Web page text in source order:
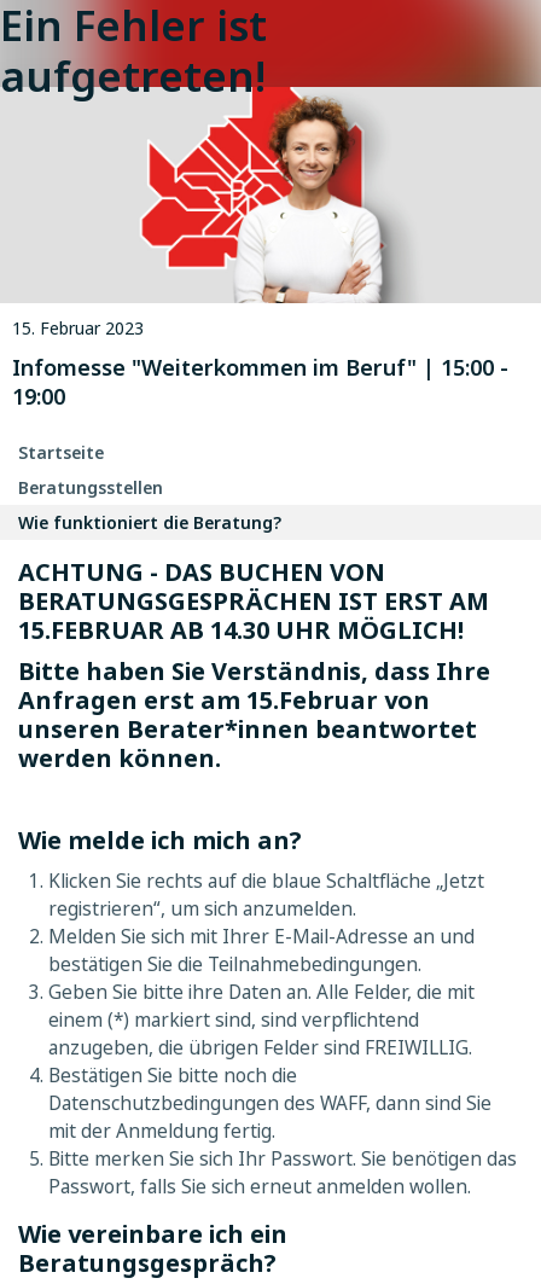
Ein Fehler ist
aufgetreten!
15. Februar 2023
Infomesse "Weiterkommen im Beruf" | 15:00 -
19:00
Startseite
Beratungsstellen
Wie funktioniert die Beratung?
ACHTUNG - DAS BUCHEN VON
BERATUNGSGESPRÄCHEN IST ERST AM
15.FEBRUAR AB 14.30 UHR MÖGLICH!
Bitte haben Sie Verständnis, dass Ihre
Anfragen erst am 15.Februar von
unseren Berater*innen beantwortet
werden können.
Wie melde ich mich an?
Klicken Sie rechts auf die blaue Schaltfläche „Jetzt
registrieren“, um sich anzumelden.
Melden Sie sich mit Ihrer E-Mail-Adresse an und
bestätigen Sie die Teilnahmebedingungen.
Geben Sie bitte ihre Daten an. Alle Felder, die mit
einem (*) markiert sind, sind verpflichtend
anzugeben, die übrigen Felder sind FREIWILLIG.
Bestätigen Sie bitte noch die
Datenschutzbedingungen des WAFF, dann sind Sie
mit der Anmeldung fertig.
Bitte merken Sie sich Ihr Passwort. Sie benötigen das
Passwort, falls Sie sich erneut anmelden wollen.
Wie vereinbare ich ein
Beratungsgespräch?